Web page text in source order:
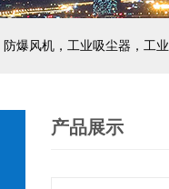
爆风机，工业吸尘器，工
产品展示